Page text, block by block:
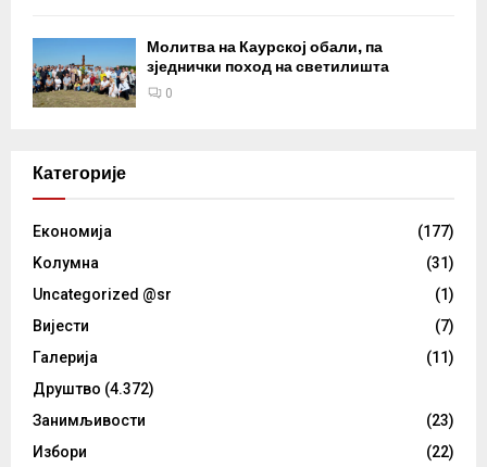
Молитва на Каурској обали, па
зједнички поход на светилишта
0
Категорије
Eкономија
(177)
Kолумнa
(31)
Uncategorized @sr
(1)
Вијести
(7)
Галерија
(11)
Друштво (4.372)
Занимљивости
(23)
Избори
(22)